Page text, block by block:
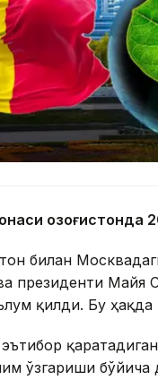
Қозоғистонда
билан
президенти Майя
қилди. Бу ҳақда
ўзгариши